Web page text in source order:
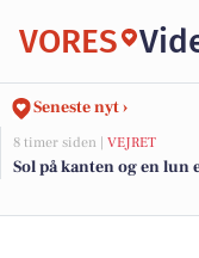
VORES
Seneste nyt ›
8 timer siden | VEJRET
Sol på kanten og en lun